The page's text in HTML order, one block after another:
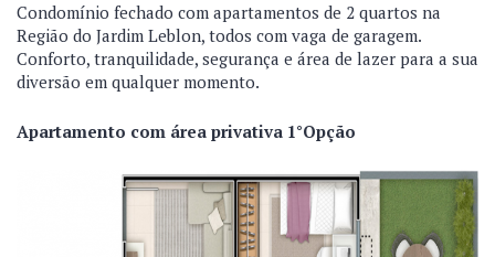
Condomínio fechado com apartamentos de 2 quartos na
Região do Jardim Leblon, todos com vaga de garagem.
Conforto, tranquilidade, segurança e área de lazer para a sua
diversão em qualquer momento.
Apartamento com área privativa 1°Opção